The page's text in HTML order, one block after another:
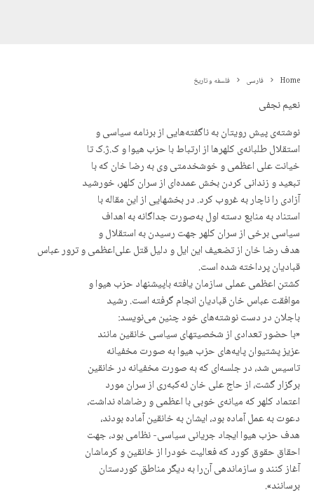
Home فارسی فلسفه و تاریخ
نعیم نجفی
نوشتەی پیش رویتان به ناگفتەهایی از برنامە سیاسی و
استقلال طلبانەی کلهرها از ارتباط با حزب هیوا و ک.ژ.ک تا
خیانت علی اعظمی و خوشخدمتی وی بە رضا خان کە با
تبعید و زندانی کردن بخش عمدەای از سران کلهر، خورشید
آزادی را ناچار بە غروب کرد. در بخشهایی از این مقالە با
استناد بە منابع دستە اول بەصورت جداگانە بە اهداف
سیاسی برخی از سران کلهر جهت رسیدن بە استقلال و
هدف رضا خان از تضعیف این ایل و دلیل قتل علی‌اعظمی و ترور عباس
قبادیان پرداختە شدە است.
کشتن اعظمی عملی سازمان یافتە باپیشنهاد حزب هیوا و
موافقت عباس خان قبادیان انجام گرفتە است. رشید
باجلان در دست نوشتەهای خود چنین می‌نویسد:
«با حضور تعدادی از شخصیتهای سیاسی خانقین مانند
عزیز پشتیوان پایەهای حزب هیوا بە صورت مخفیانە
تاسیس شد، در جلسەای کە بە صورت مخفیانە در خانقین
برگزار گشت، از حاج علی خان ئەکبەری از سران مورد
اعتماد کلهر کە میانەی خوبی با اعظمی و رضاشاه نداشت،
دعوت بە عمل آمادە بود، ایشان بە خانقین آمادە بودند،
هدف حزب هیوا ایجاد جریانی سیاسی- نظامی بود، جهت
احقاق حقوق کورد کە فعالیت خودرا از خانقین و کرماشان
آغاز کنند و سازماندهی آن‌را بە دیگر مناطق کوردستان
برسانند».